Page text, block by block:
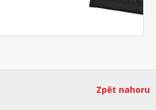
Zpět nahoru